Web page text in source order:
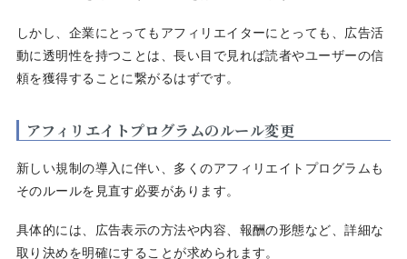
しかし、企業にとってもアフィリエイターにとっても、広告活
動に透明性を持つことは、長い目で見れば読者やユーザーの信
頼を獲得することに繋がるはずです。
アフィリエイトプログラムのルール変更
新しい規制の導入に伴い、多くのアフィリエイトプログラムも
そのルールを見直す必要があります。
具体的には、広告表示の方法や内容、報酬の形態など、詳細な
取り決めを明確にすることが求められます。